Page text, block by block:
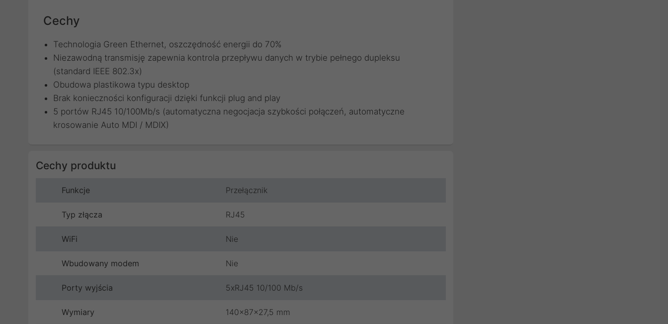
Cechy
Technologia Green Ethernet, oszczędność energii do 70%
Niezawodną transmisję zapewnia kontrola przepływu danych w trybie pełnego dupleksu
(standard IEEE 802.3x)
Obudowa plastikowa typu desktop
Brak konieczności konfiguracji dzięki funkcji plug and play
5 portów RJ45 10/100Mb/s (automatyczna negocjacja szybkości połączeń, automatyczne
krosowanie Auto MDI / MDIX)
Cechy produktu
Funkcje Przełącznik
Typ złącza RJ45
WiFi Nie
Wbudowany modem Nie
Porty wyjścia 5xRJ45 10/100 Mb/s
Wymiary 140x87x27,5 mm